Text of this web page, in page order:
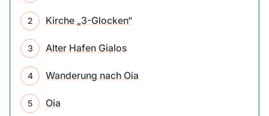
Kirche „3-Glocken“
Alter Hafen Gialos
Wanderung nach Oia
Oia